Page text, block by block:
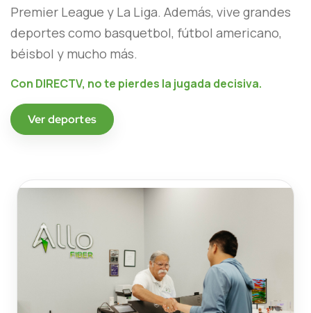
Premier League y La Liga. Además, vive grandes
deportes como basquetbol, fútbol americano,
béisbol y mucho más.
Con DIRECTV, no te pierdes la jugada decisiva.
Ver deportes